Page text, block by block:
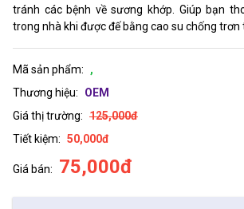
tránh các bệnh về sương khớp. Giúp bạn
trong nhà khi được đế bằng cao su chống trơn
Mã sản phẩm:
,
Thương hiệu:
OEM
Giá thị trường: 125,000đ
Tiết kiệm: 50,000đ
Giá bán: 75,000đ